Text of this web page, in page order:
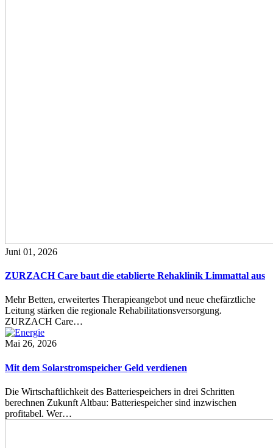
Juni 01, 2026
ZURZACH Care baut die etablierte Rehaklinik Limmattal aus
Mehr Betten, erweitertes Therapieangebot und neue chefärztliche
Leitung stärken die regionale Rehabilitationsversorgung.
ZURZACH Care…
Mai 26, 2026
Mit dem Solarstromspeicher Geld verdienen
Die Wirtschaftlichkeit des Batteriespeichers in drei Schritten
berechnen Zukunft Altbau: Batteriespeicher sind inzwischen
profitabel. Wer…